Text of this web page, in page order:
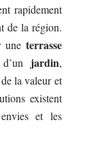
rapidement
de la région.
une terrasse
jardin,
la valeur et
existent
et les